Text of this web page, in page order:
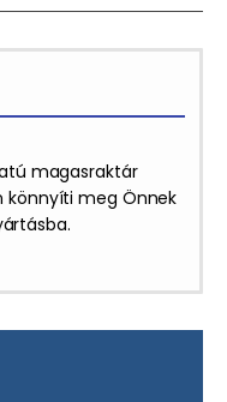
magasraktár
könnyíti meg Önnek